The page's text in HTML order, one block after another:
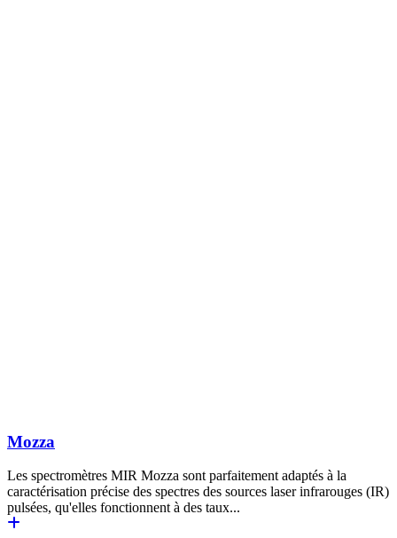
Mozza
Les spectromètres MIR Mozza sont parfaitement adaptés à la
caractérisation précise des spectres des sources laser infrarouges (IR)
pulsées, qu'elles fonctionnent à des taux...